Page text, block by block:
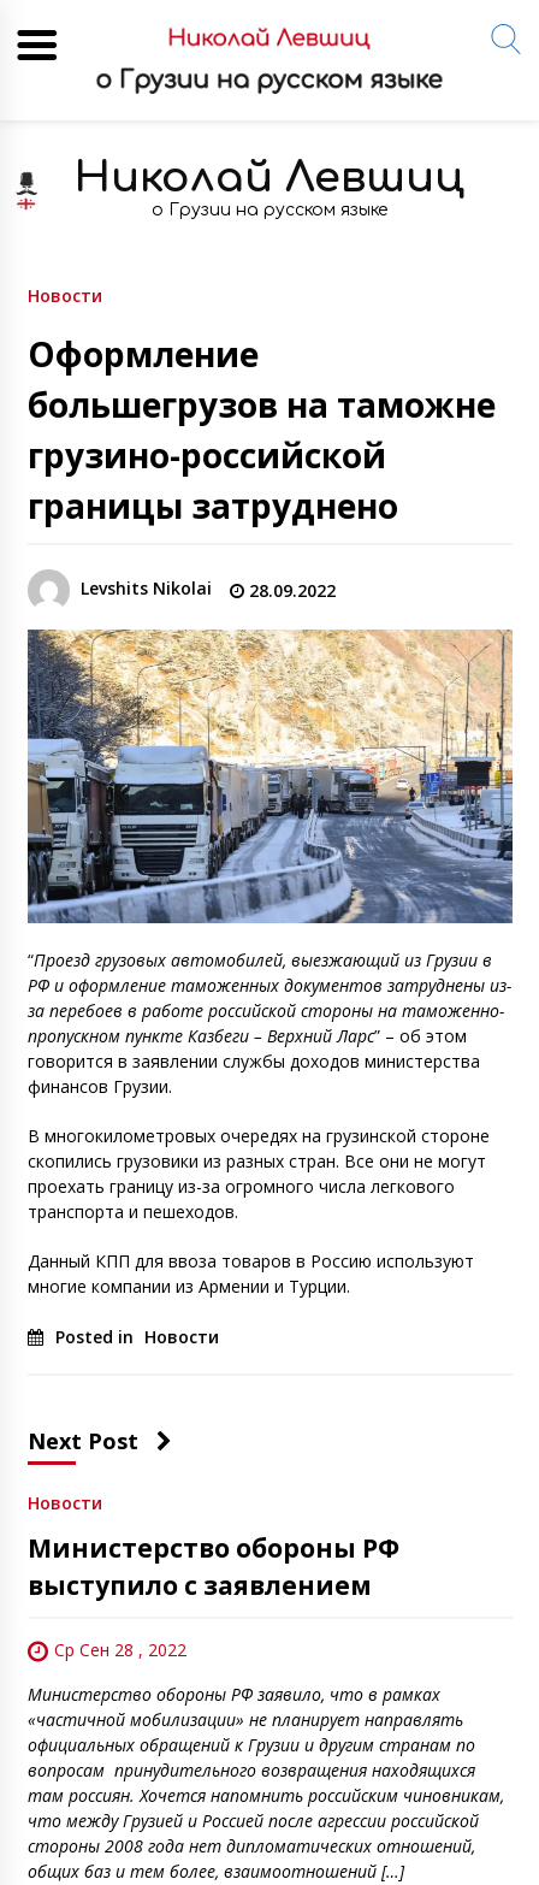
content
Николай Левшиц
о Грузии на русском языке
Новости
Оформление
большегрузов на таможне
грузино-российской
границы затруднено
Levshits Nikolai 28.09.2022
“Проезд грузовых автомобилей, выезжающий из Грузии в
РФ и оформление таможенных документов затруднены из-
за перебоев в работе российской стороны на таможенно-
пропускном пункте Казбеги – Верхний Ларс” – об этом
говорится в заявлении службы доходов министерства
финансов Грузии.
В многокилометровых очередях на грузинской стороне
скопились грузовики из разных стран. Все они не могут
проехать границу из-за огромного числа легкового
транспорта и пешеходов.
Данный КПП для ввоза товаров в Россию используют
многие компании из Армении и Турции.
Posted in Новости
Next Post
Новости
Министерство обороны РФ
выступило с заявлением
Ср Сен 28 , 2022
Министерство обороны РФ заявило, что в рамках
«частичной мобилизации» не планирует направлять
официальных обращений к Грузии и другим странам по
вопросам принудительного возвращения находящихся
там россиян. Хочется напомнить российским чиновникам,
что между Грузией и Россией после агрессии российской
стороны 2008 года нет дипломатических отношений,
общих баз и тем более, взаимоотношений […]